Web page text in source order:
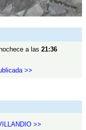
a las 21:36
>>
>>